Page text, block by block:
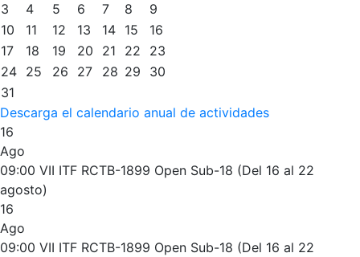
Calendario de Actividades Sociales
Juegos de mesa
Peñas del Club
Wellness Center
Entrenamientos personales
Actividades dirigidas
Restaurantes
El Snack
3
4 5 6 7 8
9
10
11 12 13 14 15
16
17
18 19 20 21 22
23
24 25 26 27 28 29
30
31
Descarga el calendario anual de actividades
16
Ago
09:00 VII ITF RCTB-1899 Open Sub-18 (Del 16 al 22
agosto)
16
Ago
09:00 VII ITF RCTB-1899 Open Sub-18 (Del 16 al 22